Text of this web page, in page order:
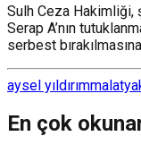
Sulh Ceza Hakimliği,
Serap A’nın
serbest
aysel yıldırımmalatya
En çok